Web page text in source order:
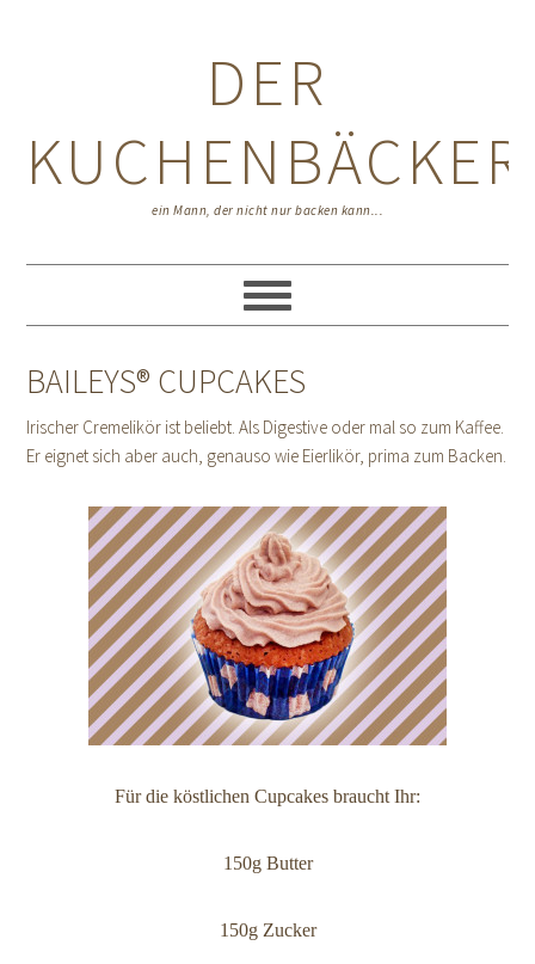
DER
KUCHENBÄCKER
ein Mann, der nicht nur backen kann...
BAILEYS® CUPCAKES
Irischer Cremelikör ist beliebt. Als Digestive oder mal so zum Kaffee.
Er eignet sich aber auch, genauso wie Eierlikör, prima zum Backen.
Für die köstlichen Cupcakes braucht Ihr:
150g Butter
150g Zucker